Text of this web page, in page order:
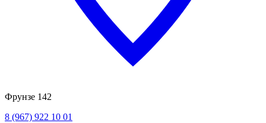
Фрунзе 142
8 (967) 922 10 01